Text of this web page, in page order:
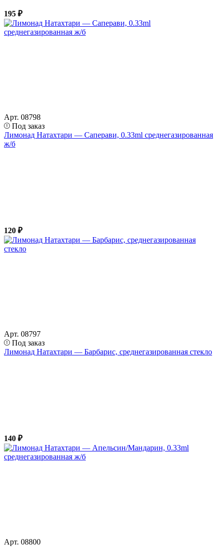
195 ₽
Арт. 08798
Под заказ
Лимонад Натахтари — Саперави, 0.33ml среднегазированная
ж/б
120 ₽
Арт. 08797
Под заказ
Лимонад Натахтари — Барбарис, среднегазированная стекло
140 ₽
Арт. 08800